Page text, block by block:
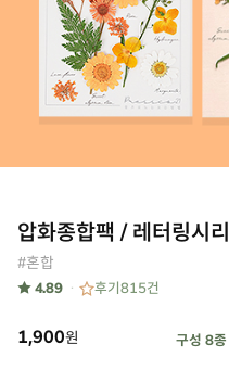
압화종합팩 / 레터링시
#혼합
★ 4.89 후기815건
1,900원 구성 8종